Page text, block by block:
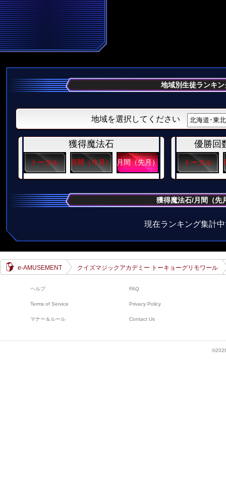
地域別生徒ランキン
地域を選択してください
獲得魔法石
トータル 月間（今月） 月間（先月）
優勝回
トータル
獲得魔法石/月間（先
現在ランキング集計
e-AMUSEMENT クイズマジックアカデミー トーキョーグリモワール
ヘルプ FAQ
Terms of Service Privacy Policy
マナー＆ルール Contact Us